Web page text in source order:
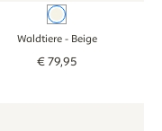
Beige
Waldtiere- Beige
€79,95